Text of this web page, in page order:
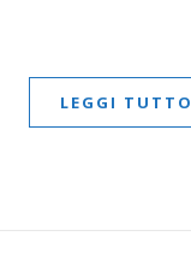
LEGGI TUTTO